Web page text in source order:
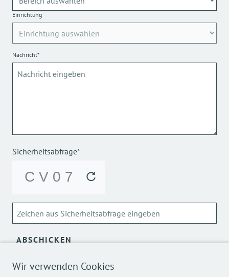
Wir verwenden Cookies
Einrichtung
Nachricht*
Sicherheitsabfrage*
ABSCHICKEN
Über die Verarbeitung meiner personenbezogenen Daten